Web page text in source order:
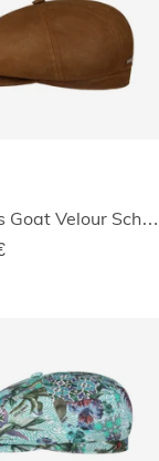
Hatteras Goat Velour Schirmmütze